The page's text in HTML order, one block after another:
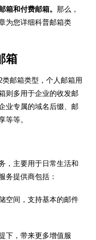
箱和付费邮箱。那么，
为您详细科普邮箱类
箱
类邮箱类型，个人邮箱用
则多用于企业的收发邮
业专属的域名后缀、邮
等等。
，主要用于日常生活和
务提供商包括：
空间，支持基本的邮件
下，带来更多增值服